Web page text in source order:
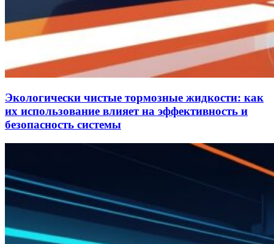
Экологически чистые тормозные жидкости: как
их использование влияет на эффективность и
безопасность системы